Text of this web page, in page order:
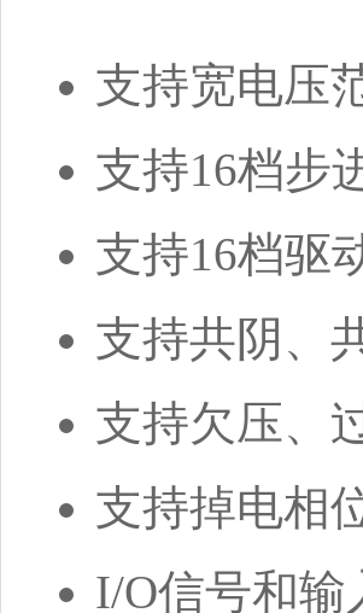
支持宽电压
支持16档步
支持16档驱
支持共阴、
支持欠压、
支持掉电相
I/O信号和输